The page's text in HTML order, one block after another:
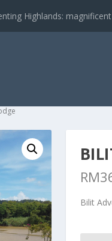
Highlands:
RM
Bilit